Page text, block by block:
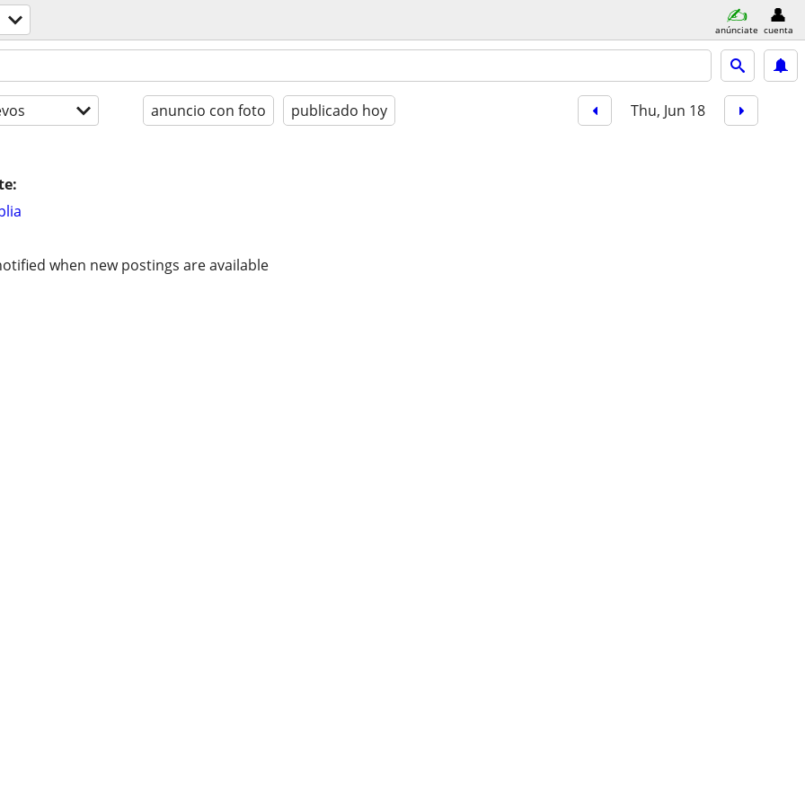
anúnciate cuenta
anuncio con foto publicado hoy Thu, Jun 18
when new postings are available